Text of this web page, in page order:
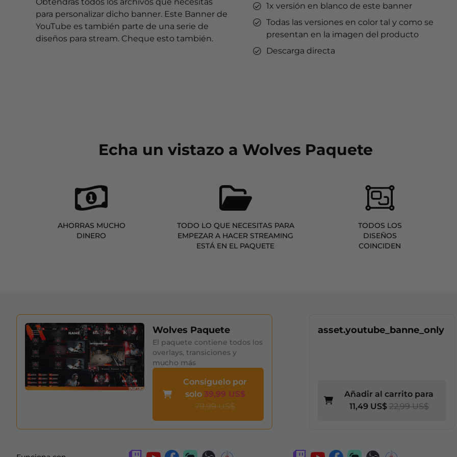
Overlays Halloween
Overlays Winter
Obtendrás todos los archivos que necesitas
para personalizar dicho banner. Este Banner de
YouTube es también parte de una serie de
diseños para stream. Cheque esto también.
1x versión en blanco de este banner
Todas las versiones en color tal y como se
presentan en la imagen del producto
Descarga directa
Echa un vistazo a Wolves Paquete
AHORRAS MUCHO
DINERO
TODO LO QUE NECESITAS PARA
EMPEZAR A HACER STREAMING
ESTÁ EN EL PAQUETE
TODOS LOS
DISEÑOS
COINCIDEN
Wolves Paquete
El paquete contiene todos los
overlays, transiciones y
mucho más
Consíguelo por
solo 39,99 US$
79,99 US$
asset.youtube_banne_only
Añadir al carrito para
11,49 US$ 22,99 US$